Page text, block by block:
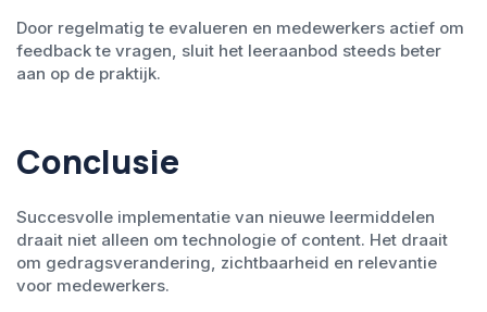
Door regelmatig te evalueren en medewerkers actief om
feedback te vragen, sluit het leeraanbod steeds beter
aan op de praktijk.
Conclusie
Succesvolle implementatie van nieuwe leermiddelen
draait niet alleen om technologie of content. Het draait
om gedragsverandering, zichtbaarheid en relevantie
voor medewerkers.